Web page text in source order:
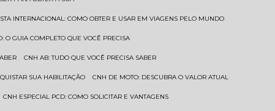
INTERNACIONAL: COMO OBTER E USAR EM VIAGENS PELO MUNDO
O GUIA COMPLETO QUE VOCÊ PRECISA
CNH AB: TUDO QUE VOCÊ PRECISA SABER
SUA HABILITAÇÃO CNH DE MOTO: DESCUBRA O VALOR ATUAL
CNH ESPECIAL PCD: COMO SOLICITAR E VANTAGENS